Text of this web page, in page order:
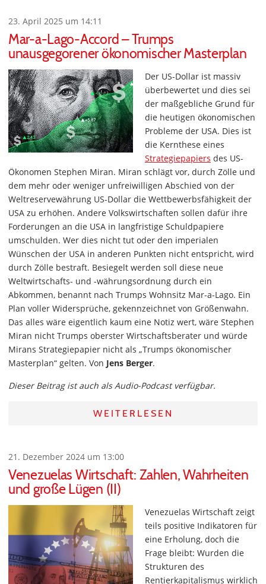
23. April 2025 um 14:11
Mar-a-Lago-Accord – Trumps
unausgegorener ökonomischer Masterplan
Der US-Dollar ist massiv
überbewertet und dies sei
der maßgebliche Grund für
die heutigen ökonomischen
Probleme der USA. Dies ist
die Kernthese eines
Strategiepapiers des US-
Ökonomen Stephen Miran. Miran schlägt vor, durch Zölle und
dem mehr oder weniger unfreiwilligen Abschied von der
Weltreservewährung US-Dollar die Wettbewerbsfähigkeit der
USA zu erhöhen. Andere Volkswirtschaften sollen dafür ihre
Forderungen an die USA in langfristige Schuldpapiere
umschulden. Wer dies nicht tut oder den imperialen
Wünschen der USA in anderen Punkten nicht entspricht, wird
durch Zölle bestraft. Besiegelt werden soll diese neue
Weltwirtschafts- und -währungsordnung durch ein
Abkommen, benannt nach Trumps Wohnsitz Mar-a-Lago. Ein
Plan voller Widersprüche, gekennzeichnet von Größenwahn.
Das alles wäre eigentlich kaum eine Notiz wert, wäre Stephen
Miran nicht Trumps oberster Wirtschaftsberater und würde
Mirans Strategiepapier nicht als „Trumps ökonomischer
Masterplan“ gelten. Von Jens Berger.
Dieser Beitrag ist auch als Audio-Podcast verfügbar.
WEITERLESEN
21. Dezember 2024 um 13:00
Venezuelas Wirtschaft: Zahlen, Wahrheiten
und große Lügen (II)
Venezuelas Wirtschaft zeigt
teils positive Indikatoren für
eine Erholung, doch die
Frage bleibt: Wurden die
Strukturen des
Rentierkapitalismus wirklich